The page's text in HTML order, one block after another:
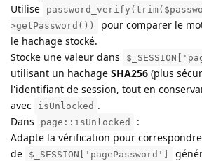
Utilise
>getPassword())
pour comparer le
le hachage stocké.
Stocke une valeur dans
utilisant un hachage SHA256 (plus
l'identifiant de session, tout en
avec
isUnlocked .
Dans
page::isUnlocked
:
Adapte la vérification pour
de
$_SESSION['pagePassword']